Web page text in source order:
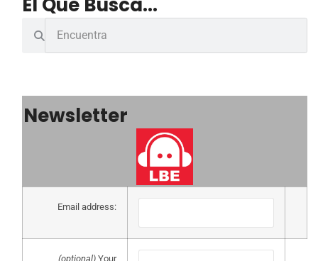
El Que Busca...
Newsletter
Email address:
(optional) Your